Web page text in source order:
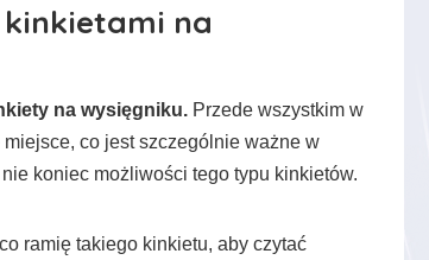
na
na wysięgniku. Przede wszystkim w
co jest szczególnie ważne w
koniec możliwości tego typu kinkietów.
ramię takiego kinkietu, aby czytać